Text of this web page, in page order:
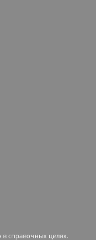
справочных целях.